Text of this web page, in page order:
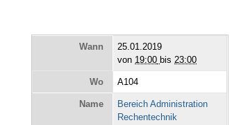
Wann
25.01.2019
von 19:00 bis 23:00
Wo A104
Name
Bereich Administration
Rechentechnik